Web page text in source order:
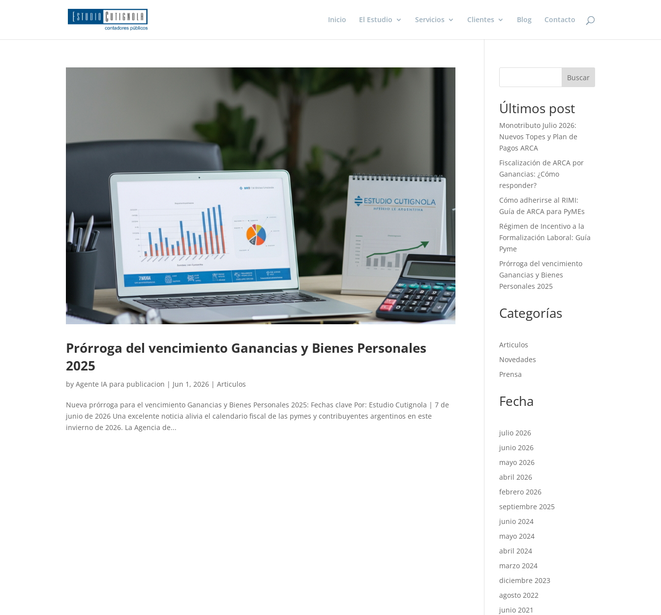
Inicio El Estudio Servicios Clientes Blog Contacto
Prórroga del vencimiento Ganancias y Bienes Personales
2025
byAgente IA para publicacion | Jun 1, 2026 |Articulos
Nueva prórroga para el vencimiento Ganancias y Bienes Personales 2025: Fechas clave Por: Estudio Cutignola | 7 de
junio de 2026 Una excelente noticia alivia el calendario fiscal de las pymes y contribuyentes argentinos en este
invierno de 2026. La Agencia de...
Buscar
Últimos post
Monotributo Julio 2026:
Nuevos Topes y Plan de
Pagos ARCA
Fiscalización de ARCA por
Ganancias: ¿Cómo
responder?
Cómo adherirse al RIMI:
Guía de ARCA para PyMEs
Régimen de Incentivo a la
Formalización Laboral: Guía
Pyme
Prórroga del vencimiento
Ganancias y Bienes
Personales 2025
Categorías
Articulos
Novedades
Prensa
Fecha
julio 2026
junio 2026
mayo 2026
abril 2026
febrero 2026
septiembre 2025
junio 2024
mayo 2024
abril 2024
marzo 2024
diciembre 2023
agosto 2022
junio 2021